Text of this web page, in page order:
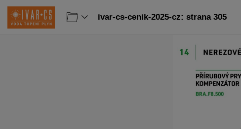
ivar-cs-cenik-2025-cz: strana 305